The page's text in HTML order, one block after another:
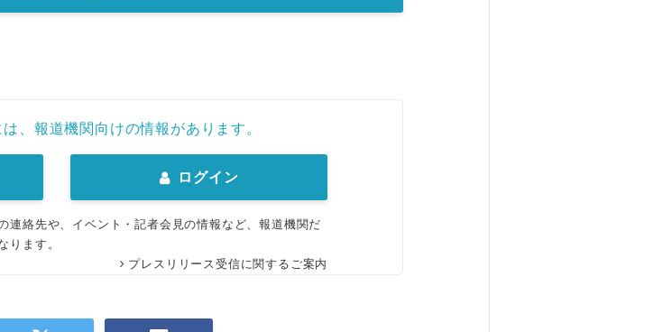
、報道機関向けの情報があります。
ログイン
連絡先や、イベント・記者会見の情報など、報道機関だ
ります。
プレスリリース受信に関するご案内